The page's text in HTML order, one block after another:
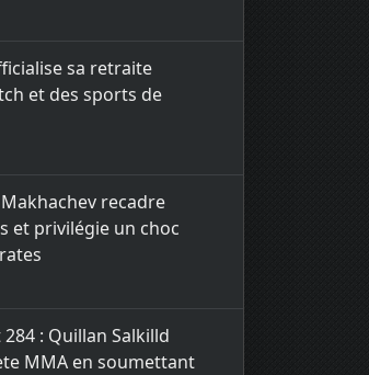
sa retraite
et des sports de
Makhachev recadre
et privilégie un choc
: Quillan Salkilld
MMA en soumettant